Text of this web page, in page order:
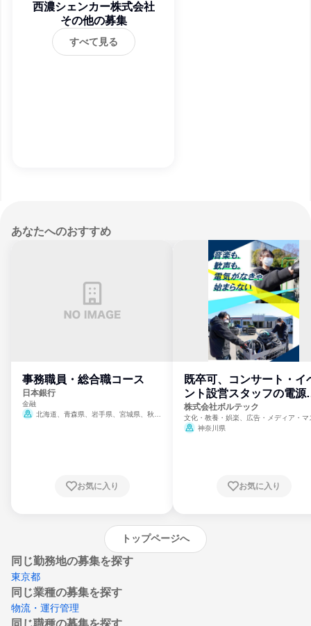
西濃シェンカー株式会社
その他の募集
すべて見る
あなたへのおすすめ
事務職員・総合職コース
日本銀行
金融
北海道、青森県、岩手県、宮城県、秋田
崎県、熊本県、大分県、宮崎県、鹿児島県、
お気に入り
既卒可、コンサート・イ
ント設営スタッフの電源
門
株式会社ボルテック
文化・教養・娯楽、広告・メディア・マ
ミ、電力・ガス・水道・エネルギー
神奈川県
お気に入り
トップページへ
同じ勤務地の募集を探す
東京都
同じ業種の募集を探す
物流・運行管理
同じ職種の募集を探す